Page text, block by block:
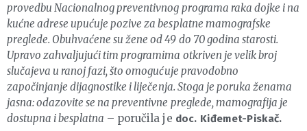
provedbu Nacionalnog preventivnog programa raka dojke i na
kućne adrese upućuje pozive za besplatne mamografske
preglede. Obuhvaćene su žene od 49 do 70 godina starosti.
Upravo zahvaljujući tim programima otkriven je velik broj
slučajeva u ranoj fazi, što omogućuje pravodobno
započinjanje dijagnostike i liječenja. Stoga je poruka ženama
jasna: odazovite se na preventivne preglede, mamografija je
dostupna i besplatna – poručila je doc. Kiđemet-Piskač.